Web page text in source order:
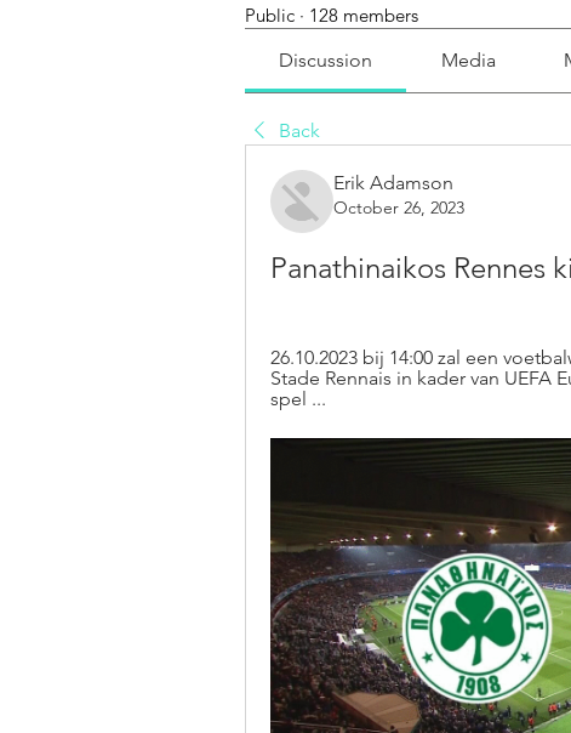
Public · 128 members
Discussion Media
Back
Erik Adamson
October 26, 2023
Panathinaikos Rennes
26.10.2023 bij 14:00 zal een
Stade Rennais in kader van UEFA
spel ...